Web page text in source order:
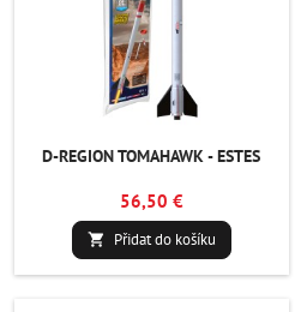
D-REGION TOMAHAWK - ESTES
56,50 €
 Přidat do košíku